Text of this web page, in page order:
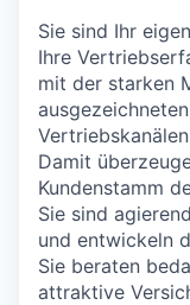
Sie sind Ihr
Ihre
mit der starken
Damit
Kundenstamm
Sie sind
und entwickeln
Sie beraten
attraktive